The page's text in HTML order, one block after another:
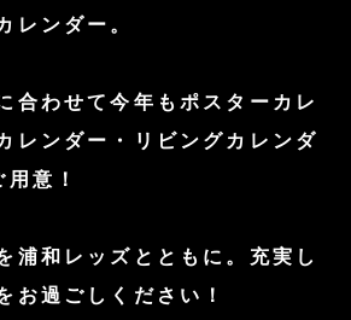
レンダー。
合わせて今年も ポスターカレ
レンダー・リビングカレンダ
意！
浦和レッズとともに。 充実し
お過ごしください！